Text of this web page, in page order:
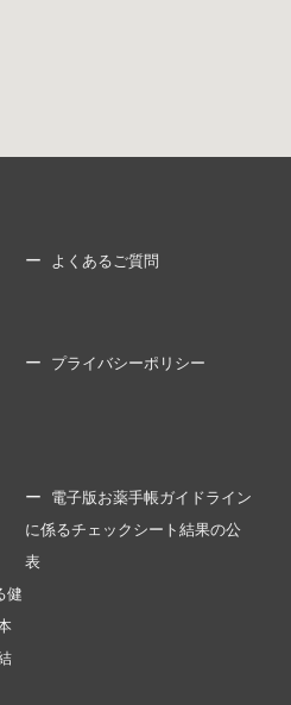
よくあるご質問
プライバシーポリシー
電子版お薬手帳ガイドライン
に係るチェックシート結果の公
表
健